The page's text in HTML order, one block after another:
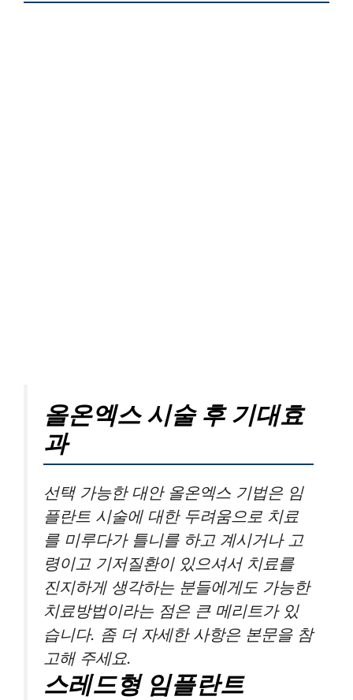
올온엑스 시술 후 기대효
과
선택 가능한 대안 올온엑스 기법은 임
플란트 시술에 대한 두려움으로 치료
를 미루다가 틀니를 하고 계시거나 고
령이고 기저질환이 있으셔서 치료를
진지하게 생각하는 분들에게도 가능한
치료방법이라는 점은 큰 메리트가 있
습니다. 좀 더 자세한 사항은 본문을 참
고해 주세요.
스레드형 임플란트